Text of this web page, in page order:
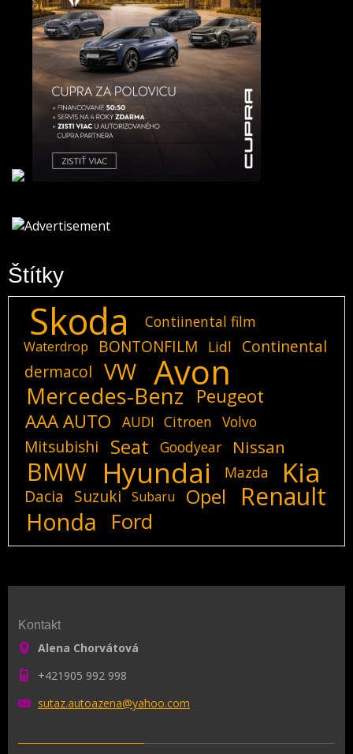
Štítky
Skoda Contiinental film
Waterdrop BONTONFILM Lidl
Continental
dermacol
VW Avon
Mercedes-Benz
Peugeot
AAA AUTO
AUDI Citroen Volvo
Mitsubishi Seat Goodyear Nissan
BMW Hyundai Mazda Kia
Dacia Suzuki Subaru Opel Renault
Honda Ford
Kontakt
Alena Chorvátová
+421905 992 998
sutaz.autoazena@yahoo.com